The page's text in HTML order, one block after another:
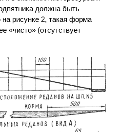
должна быть
на рисунке 2, такая форма
«чисто» (отсутствует